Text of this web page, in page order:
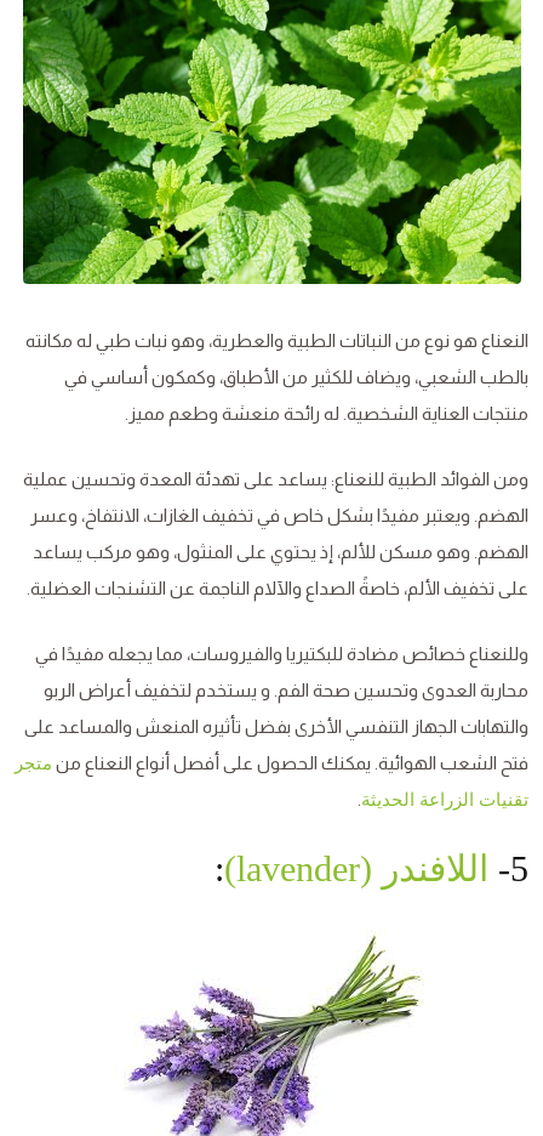
النعناع هو نوع من النباتات الطبية والعطرية، وهو نبات طبي له مكانته
بالطب الشعبي، ويضاف للكثير من الأطباق، وكمكون أساسي في
منتجات العناية الشخصية. له رائحة منعشة وطعم مميز.
ومن الفوائد الطبية للنعناع: يساعد على تهدئة المعدة وتحسين عملية
الهضم. ويعتبر مفيدًا بشكل خاص في تخفيف الغازات، الانتفاخ، وعسر
الهضم. وهو مسكن للألم، إذ يحتوي على المنثول، وهو مركب يساعد
على تخفيف الألم، خاصةً الصداع والآلام الناجمة عن التشنجات العضلية.
وللنعناع خصائص مضادة للبكتيريا والفيروسات، مما يجعله مفيدًا في
محاربة العدوى وتحسين صحة الفم. و يستخدم لتخفيف أعراض الربو
والتهابات الجهاز التنفسي الأخرى بفضل تأثيره المنعش والمساعد على
فتح الشعب الهوائية. يمكنك الحصول على أفصل أنواع النعناع من متجر
تقنيات الزراعة الحديثة
5- اللافندر (lavender) :